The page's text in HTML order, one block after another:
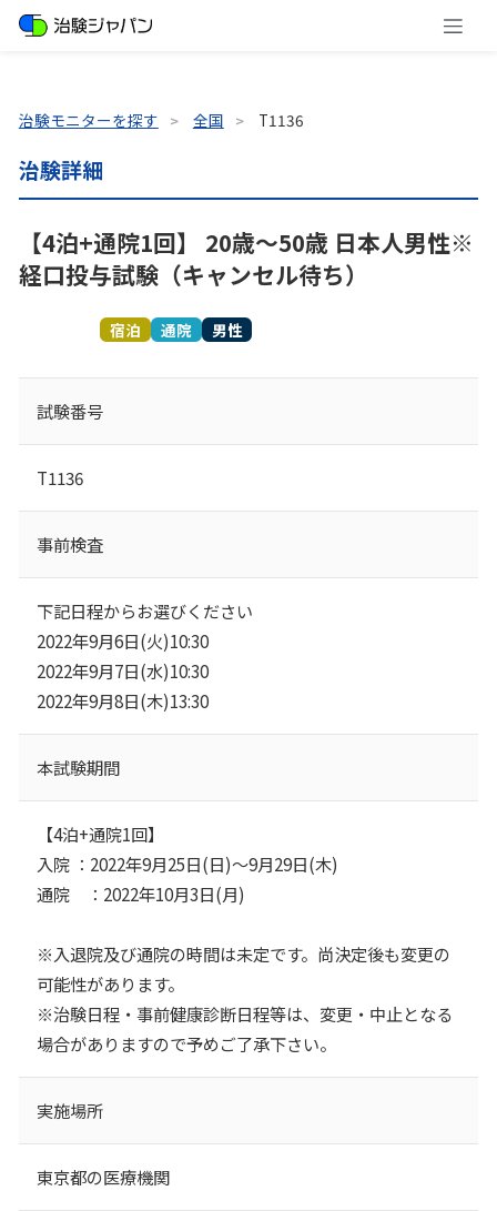
治験モニターを探す 全国 T1136
治験詳細
【4泊+通院1回】 20歳～50歳 日本人男性※
経口投与試験（キャンセル待ち）
宿泊 通院 男性
試験番号
T1136
事前検査
下記日程からお選びください
2022年9月6日(火)10:30
2022年9月7日(水)10:30
2022年9月8日(木)13:30
本試験期間
【4泊+通院1回】
入院 ：2022年9月25日(日)～9月29日(木)
通院 ：2022年10月3日(月)
※入退院及び通院の時間は未定です。尚決定後も変更の
可能性があります。
※治験日程・事前健康診断日程等は、変更・中止となる
場合がありますので予めご了承下さい。
実施場所
東京都の医療機関